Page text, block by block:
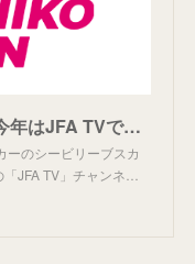
なでしこ・シービリーブス杯、今年はJFA TVで配信。
ーのシービリーブスカ
JFA TV」チャンネ…